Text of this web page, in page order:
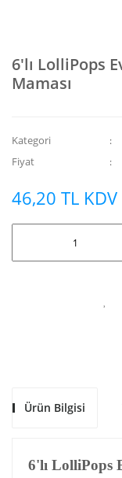
6'lı LolliPops
Maması
Kategori
Fiyat
46,20 TL
Ürün Bilgisi
6'lı LolliPops